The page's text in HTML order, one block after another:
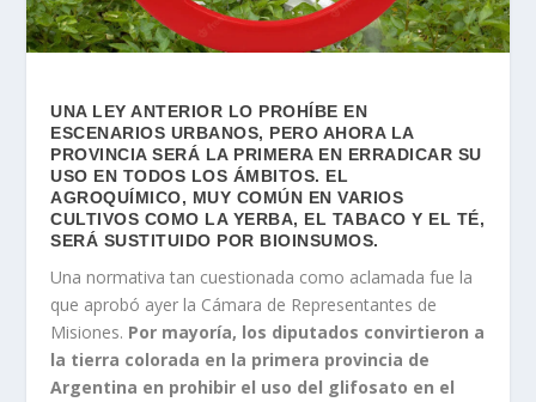
UNA LEY ANTERIOR LO PROHÍBE EN
ESCENARIOS URBANOS, PERO AHORA LA
PROVINCIA SERÁ LA PRIMERA EN ERRADICAR SU
USO EN TODOS LOS ÁMBITOS. EL
AGROQUÍMICO, MUY COMÚN EN VARIOS
CULTIVOS COMO LA YERBA, EL TABACO Y EL TÉ,
SERÁ SUSTITUIDO POR BIOINSUMOS.
Una normativa tan cuestionada como aclamada fue la
que aprobó ayer la Cámara de Representantes de
Misiones. Por mayoría, los diputados convirtieron a
la tierra colorada en la primera provincia de
Argentina en prohibir el uso del glifosato en el